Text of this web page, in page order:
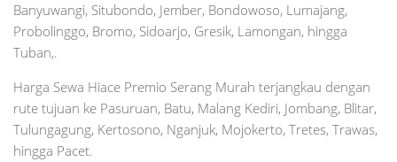
Banyuwangi, Situbondo, Jember, Bondowoso, Lumajang,
Probolinggo, Bromo, Sidoarjo, Gresik, Lamongan, hingga
Tuban,.
Harga Sewa Hiace Premio Serang Murah terjangkau dengan
rute tujuan ke Pasuruan, Batu, Malang Kediri, Jombang, Blitar,
Tulungagung, Kertosono, Nganjuk, Mojokerto, Tretes, Trawas,
hingga Pacet.